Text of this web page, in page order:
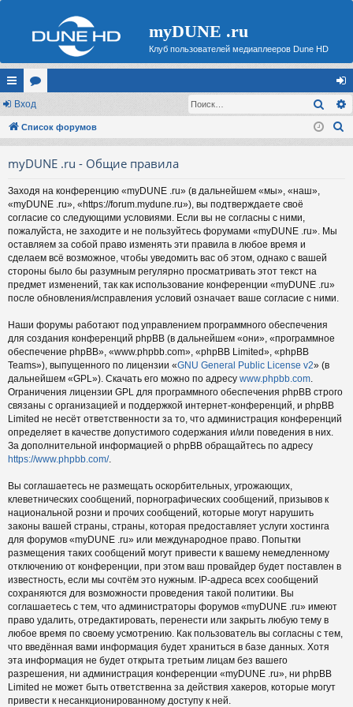
myDUNE .ru
Клуб пользователей медиаплееров Dune HD
с
ы
ор
ум
хо
д
Вход
Список форумов
myDUNE .ru - Общие правила
Заходя на конференцию «myDUNE .ru» (в дальнейшем «мы», «наш»,
«myDUNE .ru», «https://forum.mydune.ru»), вы подтверждаете своё
согласие со следующими условиями. Если вы не согласны с ними,
пожалуйста, не заходите и не пользуйтесь форумами «myDUNE .ru». Мы
оставляем за собой право изменять эти правила в любое время и
сделаем всё возможное, чтобы уведомить вас об этом, однако с вашей
стороны было бы разумным регулярно просматривать этот текст на
предмет изменений, так как использование конференции «myDUNE .ru»
после обновления/исправления условий означает ваше согласие с ними.
Наши форумы работают под управлением программного обеспечения
для создания конференций phpBB (в дальнейшем «они», «программное
обеспечение phpBB», «www.phpbb.com», «phpBB Limited», «phpBB
Teams»), выпущенного по лицензии «GNU General Public License v2» (в
дальнейшем «GPL»). Скачать его можно по адресу www.phpbb.com.
Ограничения лицензии GPL для программного обеспечения phpBB строго
связаны с организацией и поддержкой интернет-конференций, и phpBB
Limited не несёт ответственности за то, что администрация конференций
определяет в качестве допустимого содержания и/или поведения в них.
За дополнительной информацией о phpBB обращайтесь по адресу
https://www.phpbb.com/.
Вы соглашаетесь не размещать оскорбительных, угрожающих,
клеветнических сообщений, порнографических сообщений, призывов к
национальной розни и прочих сообщений, которые могут нарушить
законы вашей страны, страны, которая предоставляет услуги хостинга
для форумов «myDUNE .ru» или международное право. Попытки
размещения таких сообщений могут привести к вашему немедленному
отключению от конференции, при этом ваш провайдер будет поставлен в
известность, если мы сочтём это нужным. IP-адреса всех сообщений
сохраняются для возможности проведения такой политики. Вы
соглашаетесь с тем, что администраторы форумов «myDUNE .ru» имеют
право удалить, отредактировать, перенести или закрыть любую тему в
любое время по своему усмотрению. Как пользователь вы согласны с тем,
что введённая вами информация будет храниться в базе данных. Хотя
эта информация не будет открыта третьим лицам без вашего
разрешения, ни администрация конференции «myDUNE .ru», ни phpBB
Limited не может быть ответственна за действия хакеров, которые могут
привести к несанкционированному доступу к ней.